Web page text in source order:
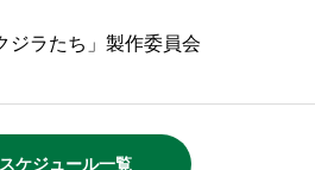
ジラたち」製作委員会
スケジュール一覧